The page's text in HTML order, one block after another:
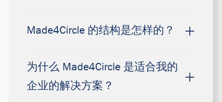
Made4Circle 的结构是怎样的？
为什么 Made4Circle 是适合我的
企业的解决方案？